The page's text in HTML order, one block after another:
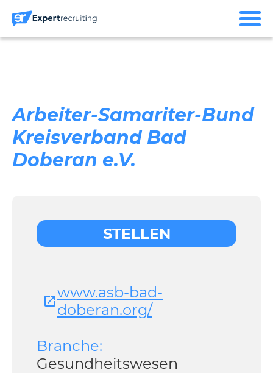
Arbeiter-Samariter-Bund
Kreisverband Bad
Doberan e.V.
STELLEN
www.asb-bad-
doberan.org/
Branche:
Gesundheitswesen